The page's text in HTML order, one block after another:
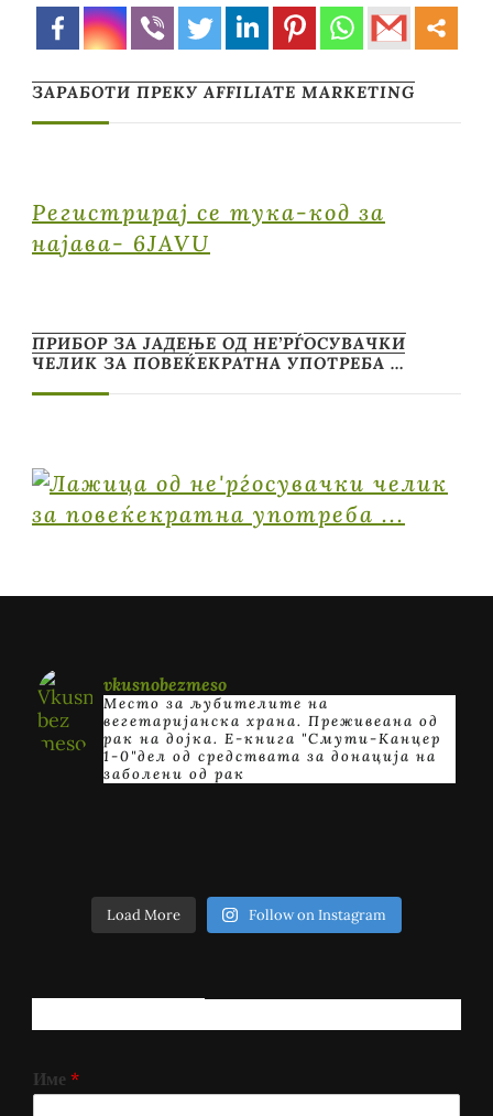
ЗАРАБОТИ ПРЕКУ AFFILIATE MARKETING
Регистрирај се тука-код за
најава- 6JAVU
ПРИБОР ЗА ЈАДЕЊЕ ОД НЕ’РЃОСУВАЧКИ
ЧЕЛИК ЗА ПОВЕЌЕКРАТНА УПОТРЕБА …
vkusnobezmeso
Место за љубителите на
вегетаријанска храна. Преживеана од
рак на дојка. E-книга "Смути-Канцер
1-0"дел од средствата за донација на
заболени од рак
Load More Follow on Instagram
Име *